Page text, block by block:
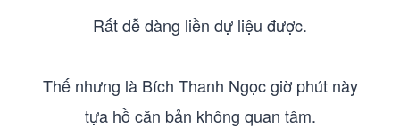
Rất dễ dàng liền dự liệu được.
Thế nhưng là Bích Thanh Ngọc giờ phút này
tựa hồ căn bản không quan tâm.